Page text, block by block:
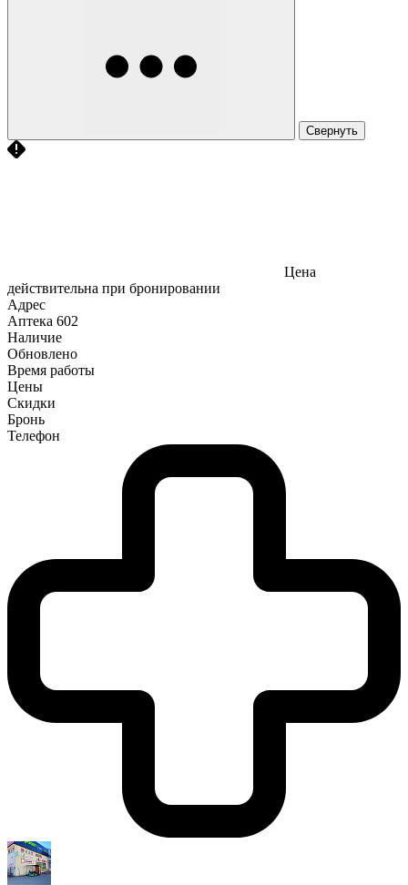
Свернуть
Цена
действительна при бронировании
Адрес
Аптека 602
Наличие
Обновлено
Время работы
Цены
Скидки
Бронь
Телефон